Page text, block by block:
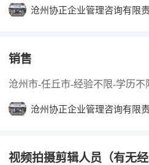
沧州协正企业管理咨询有限
销售
沧州市-任丘市-经验不限-学历不
沧州协正企业管理咨询有限
视频拍摄剪辑人员（有无经